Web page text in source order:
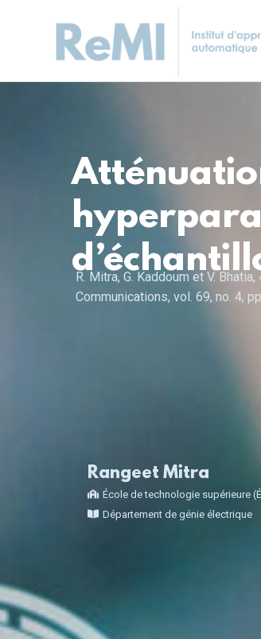
R. Mitra, G. Kaddoum et V.
Communications, vol. 69, no. 4,
Rangeet Mitra
École de technologie supérieure
Département de génie électrique